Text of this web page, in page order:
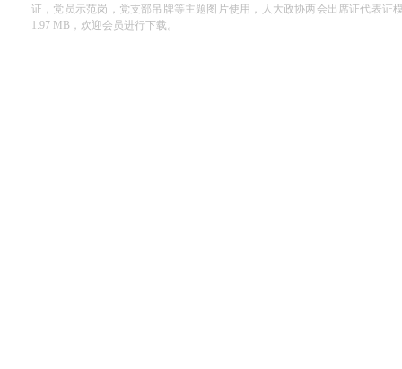
证，党员示范岗，党支部吊牌等主题图片使用，人大政协两会出席证代表证
1.97 MB，欢迎会员进行下载。